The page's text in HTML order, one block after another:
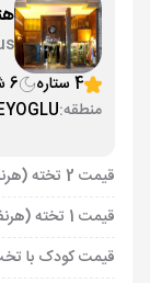
4 ستاره
6 شب
منطقه:
قیمت 2 تخته (هرنفر)
قیمت 1 تخته (هرنفر)
قیمت کودک با